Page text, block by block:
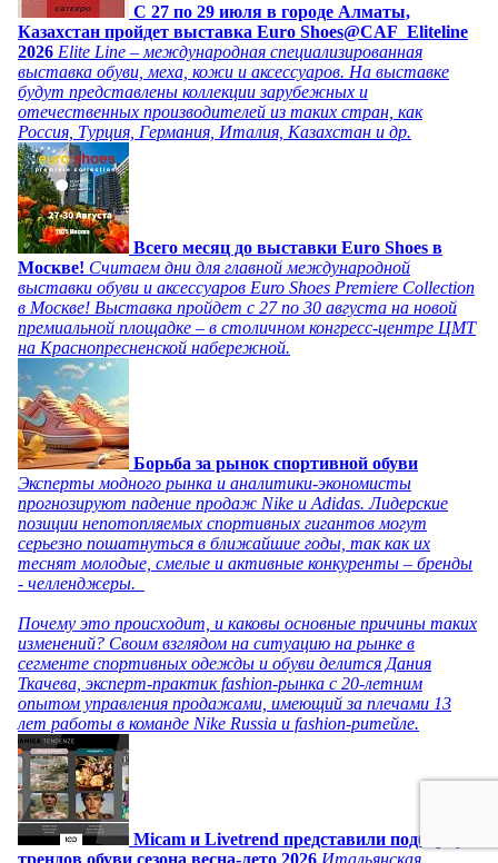
C 27 по 29 июля в городе Алматы,
Казахстан пройдет выставка Euro Shoes@CAF_Eliteline
2026 Elite Line – международная специализированная
выставка обуви, меха, кожи и аксессуаров. На выставке
будут представлены коллекции зарубежных и
отечественных производителей из таких стран, как
Россия, Турция, Германия, Италия, Казахстан и др.
Всего месяц до выставки Euro Shoes в
Москве! Считаем дни для главной международной
выставки обуви и аксессуаров Euro Shoes Premiere Collection
в Москве! Выставка пройдет с 27 по 30 августа на новой
премиальной площадке – в столичном конгресс-центре ЦМТ
на Краснопресненской набережной.
Борьба за рынок спортивной обуви
Эксперты модного рынка и аналитики-экономисты
прогнозируют падение продаж Nike и Adidas. Лидерские
позиции непотопляемых спортивных гигантов могут
серьезно пошатнуться в ближайшие годы, так как их
теснят молодые, смелые и активные конкуренты – бренды
- челленджеры.
Почему это происходит, и каковы основные причины таких
изменений? Своим взглядом на ситуацию на рынке в
сегменте спортивных одежды и обуви делится Дания
Ткачева, эксперт-практик fashion-рынка с 20-летним
опытом управления продажами, имеющий за плечами 13
лет работы в команде Nike Russia и fashion-ритейле.
Micam и Livetrend представили подборку
трендов обуви сезона весна-лето 2026 Итальянская